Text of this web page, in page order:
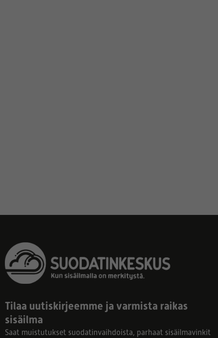
Tilaa uutiskirjeemme ja varmista raikas
sisäilma
Saat muistutukset suodatinvaihdoista, parhaat sisäilmavinkit